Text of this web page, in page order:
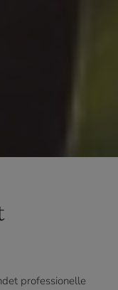
professionelle